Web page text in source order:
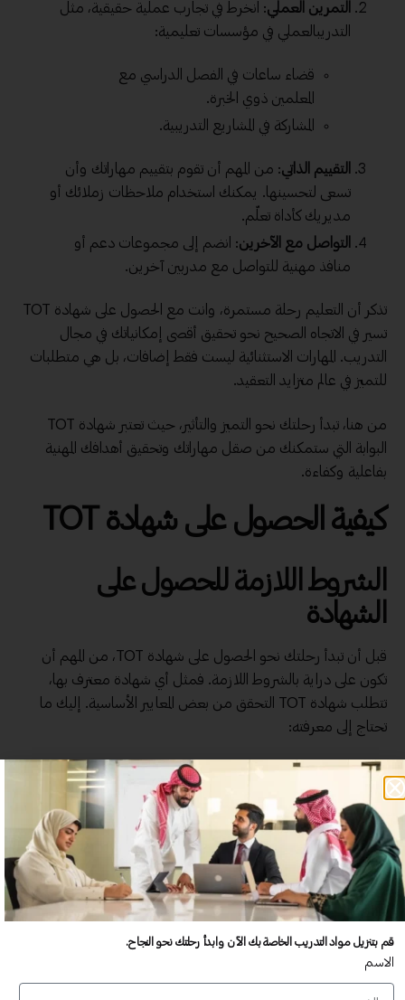
التمرين العملي: انخرط في تجارب عملية حقيقية، مثل
التدريبالعملي في مؤسسات تعليمية:
قضاء ساعات في الفصل الدراسي مع
المعلمين ذوي الخبرة.
المشاركة في المشاريع التدريبية.
التقييم الذاتي: من المهم أن تقوم بتقييم مهاراتك وأن
تسعى لتحسينها. يمكنك استخدام ملاحظات زملائك أو
مديريك كأداة تعلّم.
التواصل مع الآخرين: انضم إلى مجموعات دعم أو
منافذ مهنية للتواصل مع مدربين آخرين.
تذكر أن التعليم رحلة مستمرة، وانت مع الحصول على شهادة TOT
تسير في الاتجاه الصحيح نحو تحقيق أقصى إمكانياتك في مجال
التدريب. المهارات الاستثنائية ليست فقط إضافات، بل هي متطلبات
للتميز في عالم متزايد التعقيد.
من هنا، تبدأ رحلتك نحو التميز والتأثير، حيث تعتبر شهادة TOT
البوابة التي ستمكنك من صقل مهاراتك وتحقيق أهدافك المهنية
بفاعلية وكفاءة.
كيفية الحصول على شهادة TOT
الشروط اللازمة للحصول على
الشهادة
قبل أن تبدأ رحلتك نحو الحصول على شهادة TOT، من المهم أن
تكون على دراية بالشروط اللازمة. فمثل أي شهادة معترف بها،
تتطلب شهادة TOT التحقق من بعض المعايير الأساسية. إليك ما
تحتاج إلى معرفته:
الخبرة التعليمية أو التدريبية
يجب أن يكون لديك خلفية في مجال
التعليم أو التدريب. هذا يمكن أن يشمل:
التعليم في المدارس أو الجامعات.
العمل كمدرب في دورات
تدريبية خاصة أو ورش عمل.
قم بتنزيل مواد التدريب الخاصة بك الآن وابدأ رحلتك نحو النجاح.
الاسم